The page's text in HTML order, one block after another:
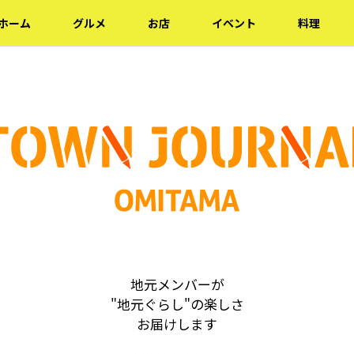
ーム グルメ お店 イベント 料理
地元メンバーが
"地元ぐらし"の楽しさ
お届けします